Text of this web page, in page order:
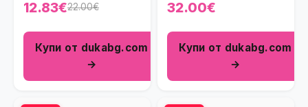
12.83€22.00€
Купи от dukabg.com
→
32.00€
Купи от dukabg.com
→